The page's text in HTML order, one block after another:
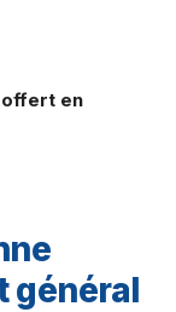
offert en
général